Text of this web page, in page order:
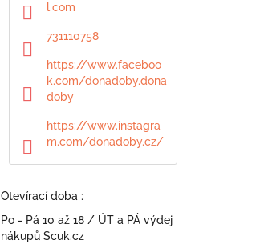
l.com
731110758
https://www.faceboo
k.com/donadoby.dona
doby
https://www.instagra
m.com/donadoby.cz/
Otevírací doba :
Po - Pá 10 až 18 / ÚT a PÁ výdej
nákupů Scuk.cz